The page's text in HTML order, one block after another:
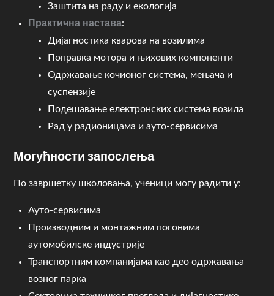
Заштита на раду и екологија
Практична настава:
Дијагностика кварова на возилима
Поправка мотора и њихових компоненти
Одржавање кочионог система, мењача и
суспензије
Подешавање електронских система возила
Рад у радионицама и ауто-сервисима
Могућности запослења
По завршетку школовања, ученици могу радити у:
Ауто-сервисима
Производним и монтажним погонима
аутомобилске индустрије
Транспортним компанијама као део одржавања
возног парка